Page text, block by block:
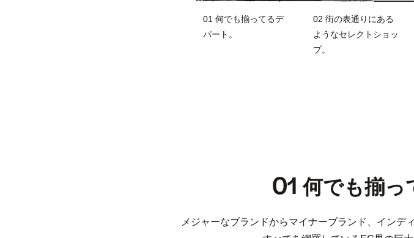
01 何でも揃ってるデ
パート。
02 街の表通りにある
ようなセレクトショッ
プ。
01何でも揃っ
メジャーなブランドからマイナーブランド、イン